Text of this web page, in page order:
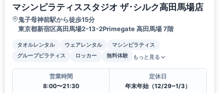
マシンピラティススタジオ ザ･シルク高田馬場店
鬼子母神前駅から徒歩15分
東京都新宿区高田馬場2-13-2Primegate 高田馬場 7階
タオルレンタル ウェアレンタル
マシンピラティス
グループピラティス
ロッカー 無料体験 もっと見る
営業時間
8:00〜21:30
定休日
年末年始（12/29~1/3）